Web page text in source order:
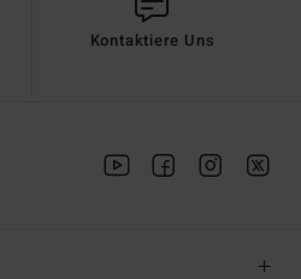
Kontaktiere Uns